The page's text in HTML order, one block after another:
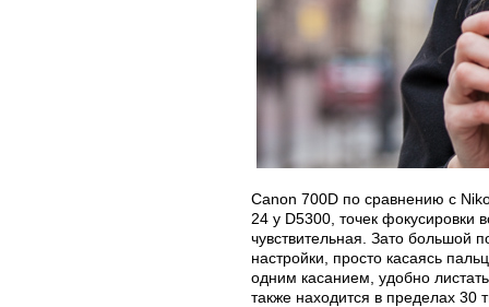
Canon 700D по сравнению с
24 у D5300, точек фокусировки
чувствительная. Зато большой
настройки, просто касаясь
одним касанием, удобно
также находится в пределах 30